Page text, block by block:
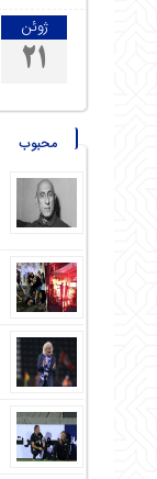
ژوئن
21
محبوب